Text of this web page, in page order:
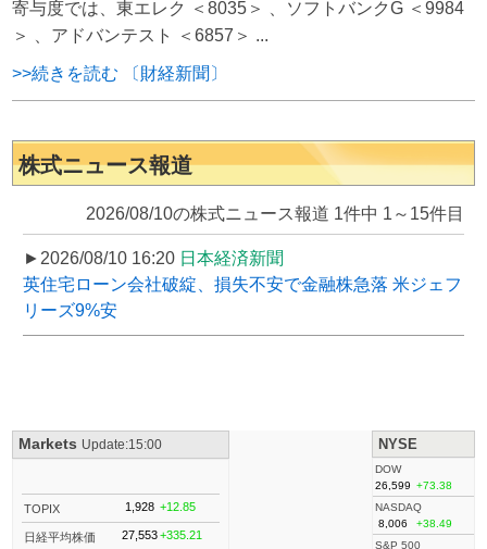
寄与度では、東エレク ＜8035＞ 、ソフトバンクG ＜9984
＞ 、アドバンテスト ＜6857＞ ...
>>続きを読む 〔財経新聞〕
株式ニュース報道
2026/08/10の株式ニュース報道 1件中 1～15件目
►2026/08/10 16:20 日本経済新聞
英住宅ローン会社破綻、損失不安で金融株急落 米ジェフ
リーズ9%安
Markets Update:15:00
TOPIX 1,928 +12.85
日経平均株価 27,553+335.21
NYSE
DOW
26,599 +73.38
NASDAQ
8,006
+38.49
S&P 500